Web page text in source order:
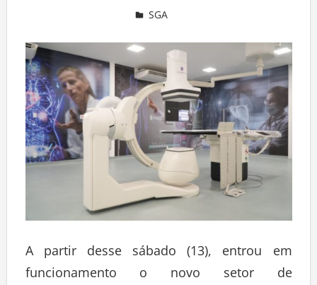
SGA
A partir desse sábado (13), entrou em
funcionamento o novo setor de